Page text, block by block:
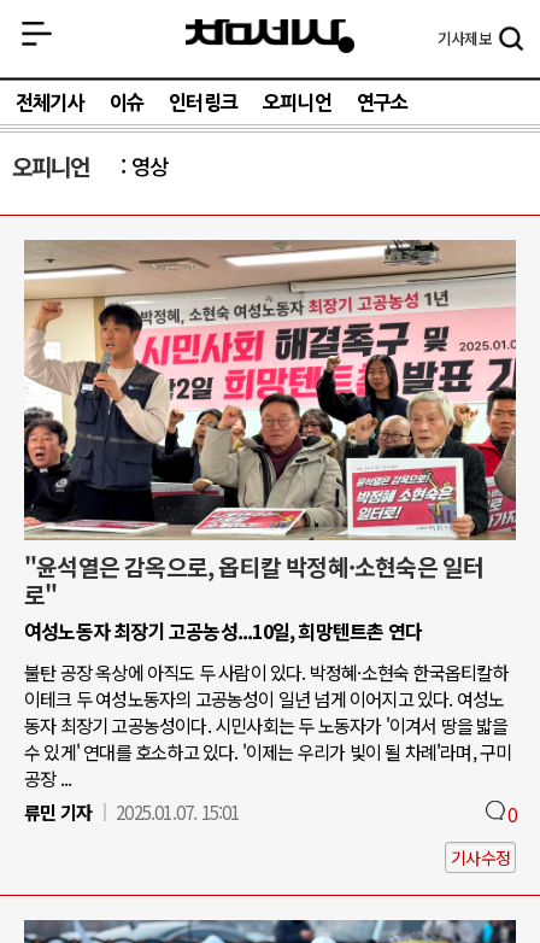
기사제보
전체기사 이슈 인터링크 오피니언 연구소
오피니언 영상
"윤석열은 감옥으로, 옵티칼 박정혜·소현숙은 일터
로"
여성노동자 최장기 고공농성...10일, 희망텐트촌 연다
불탄 공장 옥상에 아직도 두 사람이 있다. 박정혜·소현숙 한국옵티칼하
이테크 두 여성노동자의 고공농성이 일년 넘게 이어지고 있다. 여성노
동자 최장기 고공농성이다. 시민사회는 두 노동자가 '이겨서 땅을 밟을
수 있게' 연대를 호소하고 있다. '이제는 우리가 빛이 될 차례'라며, 구미
공장 ...
류민 기자
2025.01.07. 15:01 0
기사수정